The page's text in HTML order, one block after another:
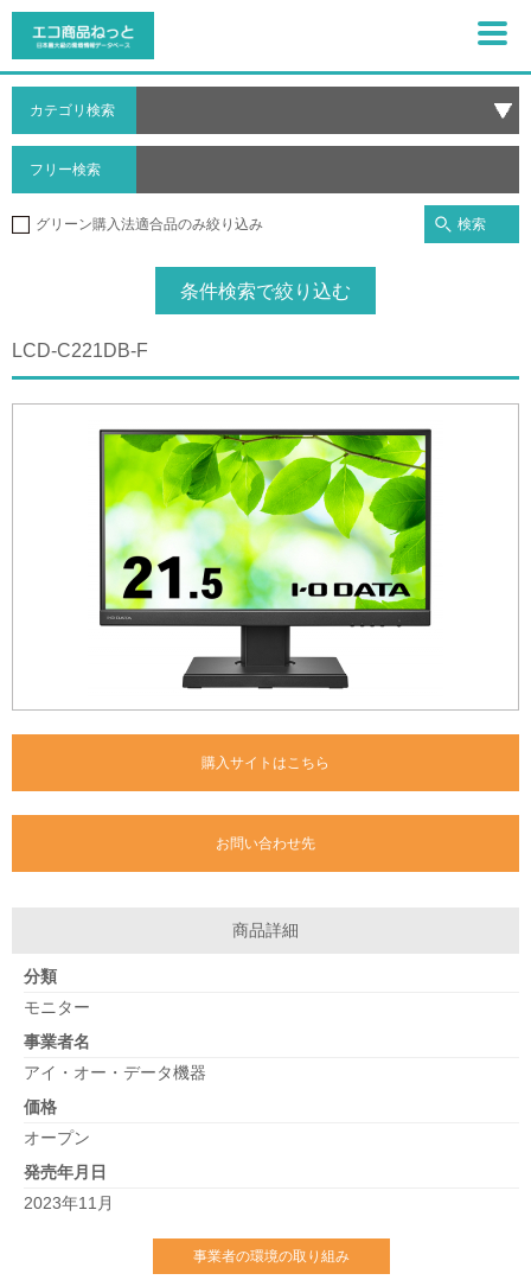
カテゴリ検索
フリー検索
グリーン購入法適合品のみ絞り込み 検索
条件検索で絞り込む
LCD-C221DB-F
購入サイトはこちら
お問い合わせ先
商品詳細
分類
モニター
事業者名
アイ・オー・データ機器
価格
オープン
発売年月日
2023年11月
事業者の環境の取り組み